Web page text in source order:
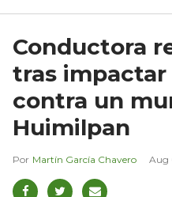
Conductora
tras
contra un
Huimilpan
Martín García Chavero Aug